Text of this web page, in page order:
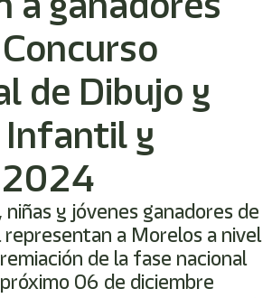
de Dibujo y
y
niñas y jóvenes ganadores de
a Morelos a nivel
de la fase nacional
06 de diciembre